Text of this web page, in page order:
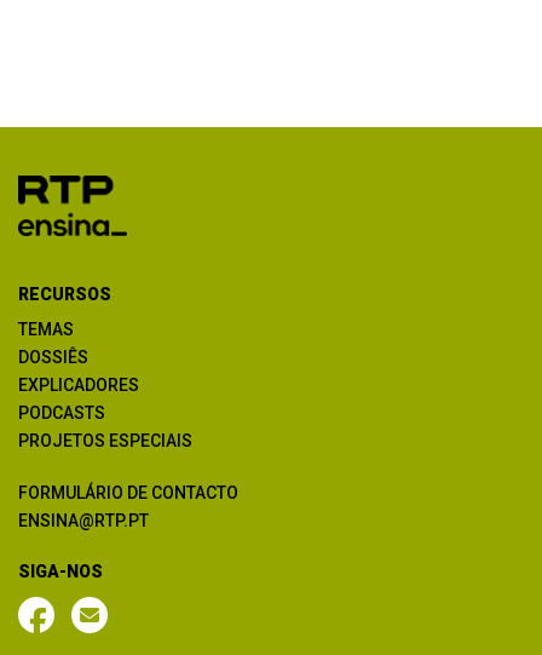
RECURSOS
TEMAS
DOSSIÊS
EXPLICADORES
PODCASTS
PROJETOS ESPECIAIS
FORMULÁRIO DE CONTACTO
ENSINA@RTP.PT
SIGA-NOS